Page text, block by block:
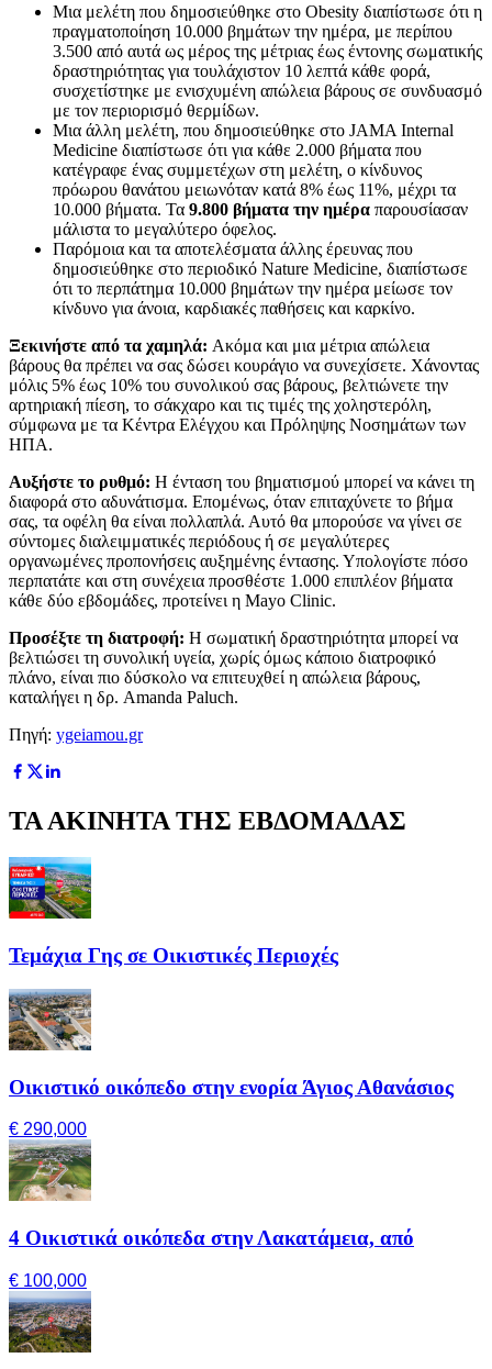
Μια μελέτη που δημοσιεύθηκε στο Obesity διαπίστωσε ότι η
πραγματοποίηση 10.000 βημάτων την ημέρα, με περίπου
3.500 από αυτά ως μέρος της μέτριας έως έντονης σωματικής
δραστηριότητας για τουλάχιστον 10 λεπτά κάθε φορά,
συσχετίστηκε με ενισχυμένη απώλεια βάρους σε συνδυασμό
με τον περιορισμό θερμίδων.
Μια άλλη μελέτη, που δημοσιεύθηκε στο JAMA Internal
Medicine διαπίστωσε ότι για κάθε 2.000 βήματα που
κατέγραφε ένας συμμετέχων στη μελέτη, ο κίνδυνος
πρόωρου θανάτου μειωνόταν κατά 8% έως 11%, μέχρι τα
10.000 βήματα. Τα 9.800 βήματα την ημέρα παρουσίασαν
μάλιστα το μεγαλύτερο όφελος.
Παρόμοια και τα αποτελέσματα άλλης έρευνας που
δημοσιεύθηκε στο περιοδικό Nature Medicine, διαπίστωσε
ότι το περπάτημα 10.000 βημάτων την ημέρα μείωσε τον
κίνδυνο για άνοια, καρδιακές παθήσεις και καρκίνο.
Ξεκινήστε από τα χαμηλά: Ακόμα και μια μέτρια απώλεια
βάρους θα πρέπει να σας δώσει κουράγιο να συνεχίσετε. Χάνοντας
μόλις 5% έως 10% του συνολικού σας βάρους, βελτιώνετε την
αρτηριακή πίεση, το σάκχαρο και τις τιμές της χοληστερόλη,
σύμφωνα με τα Κέντρα Ελέγχου και Πρόληψης Νοσημάτων των
ΗΠΑ.
Αυξήστε το ρυθμό: Η ένταση του βηματισμού μπορεί να κάνει τη
διαφορά στο αδυνάτισμα. Επομένως, όταν επιταχύνετε το βήμα
σας, τα οφέλη θα είναι πολλαπλά. Αυτό θα μπορούσε να γίνει σε
σύντομες διαλειμματικές περιόδους ή σε μεγαλύτερες
οργανωμένες προπονήσεις αυξημένης έντασης. Υπολογίστε πόσο
περπατάτε και στη συνέχεια προσθέστε 1.000 επιπλέον βήματα
κάθε δύο εβδομάδες, προτείνει η Mayo Clinic.
Προσέξτε τη διατροφή: Η σωματική δραστηριότητα μπορεί να
βελτιώσει τη συνολική υγεία, χωρίς όμως κάποιο διατροφικό
πλάνο, είναι πιο δύσκολο να επιτευχθεί η απώλεια βάρους,
καταλήγει η δρ. Amanda Paluch.
Πηγή: ygeiamou.gr
ΤΑ ΑΚΙΝΗΤΑ ΤΗΣ ΕΒΔΟΜΑΔΑΣ
Τεμάχια Γης σε Οικιστικές Περιοχές
Οικιστικό οικόπεδο στην ενορία Άγιος Αθανάσιος
€ 290,000
4 Οικιστικά οικόπεδα στην Λακατάμεια, από
€ 100,000